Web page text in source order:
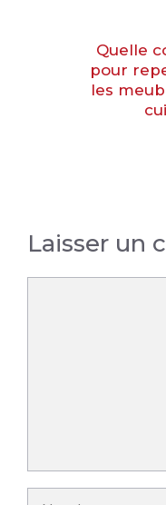
Quelle
pour
les
Laisser un